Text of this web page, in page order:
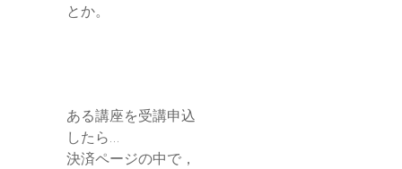
とか。
ある講座を受講申込
したら…
決済ページの中で，